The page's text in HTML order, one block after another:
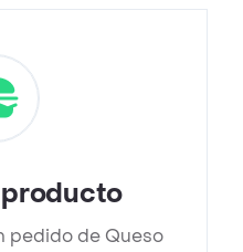
pedido de Queso